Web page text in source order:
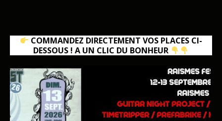
COMMANDEZ DIRECTEMENT VOS PLACES CI-
DESSOUS ! A UN CLIC DU BONHEUR